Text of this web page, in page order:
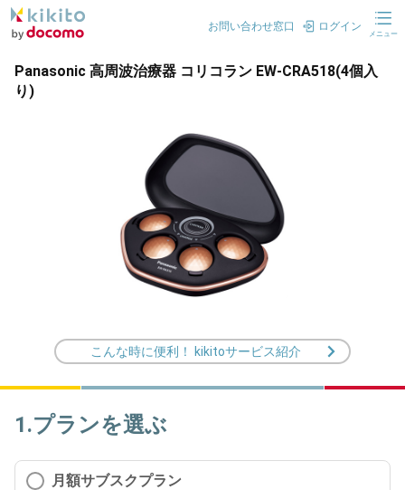
お問い合わせ窓口 ログイン
メニュー
Panasonic 高周波治療器 コリコラン EW-CRA518(4個入
り)
こんな時に便利！ kikitoサービス紹介
1.プランを選ぶ
月額サブスクプラン